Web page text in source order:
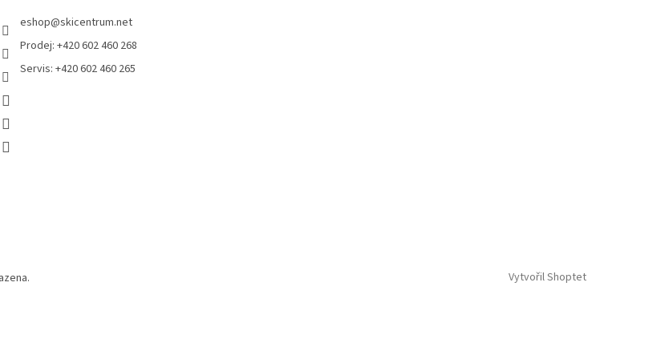
eshop@skicentrum.net
Prodej: +420 602 460 268
Servis: +420 602 460 265
Vytvořil Shoptet